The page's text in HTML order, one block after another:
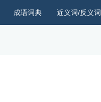
近义词/反义词
成语词典